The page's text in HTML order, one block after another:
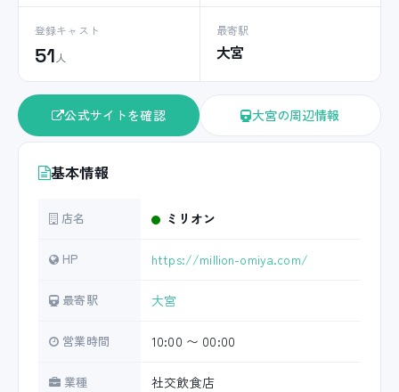
登録キャスト
51 人
最寄駅
大宮
公式サイトを確認 大宮の周辺情報
基本情報
店名 ミリオン
HP https://million-omiya.com/
最寄駅 大宮
営業時間 10:00 〜 00:00
業種 社交飲食店